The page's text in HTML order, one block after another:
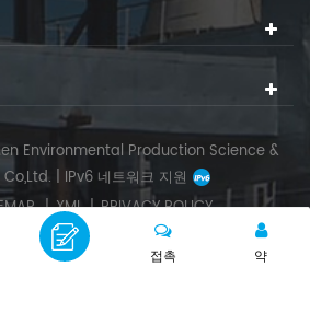
Environmental Production Science &
| IPv6 네트워크 지원
|XML|PRIVACY POLICY
약
접촉